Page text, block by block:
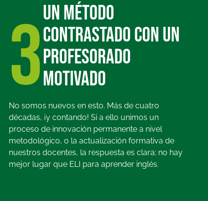
3Un método
contrastado con un
profesorado
motivado
No somos nuevos en esto. Más de cuatro
décadas, ¡y contando! Si a ello unimos un
proceso de innovación permanente a nivel
metodológico, o la actualización formativa de
nuestros docentes, la respuesta es clara; no hay
mejor lugar que ELI para aprender inglés.